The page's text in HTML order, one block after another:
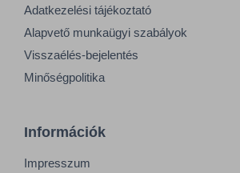
Adatkezelési tájékoztató
Alapvető munkaügyi szabályok
Visszaélés-bejelentés
Minőségpolitika
Információk
Impresszum